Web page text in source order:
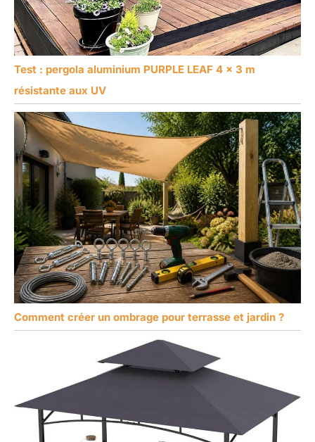
Test : pergola aluminium PURPLE LEAF 4 x 3 m
résistante aux UV
Comment créer un ombrage pour terrasse et jardin ?